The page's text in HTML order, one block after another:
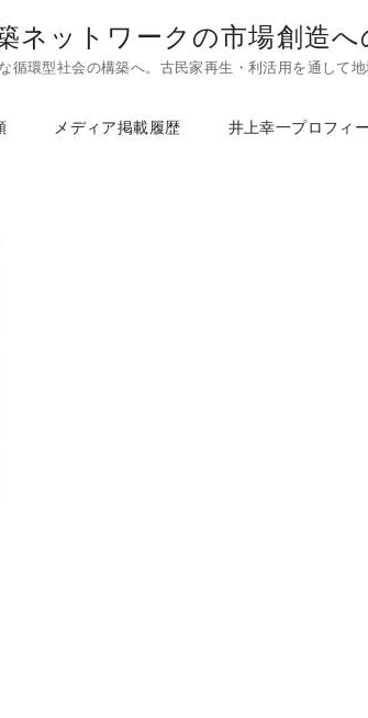
ネットワークの市場創造へ
循環型社会の構築へ。古民家再生・利活用を通して地
メディア掲載履歴 井上幸一プロフィ